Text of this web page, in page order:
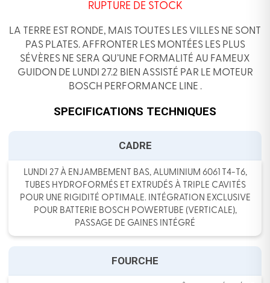
RUPTURE DE STOCK
LA TERRE EST RONDE, MAIS TOUTES LES VILLES NE SONT
PAS PLATES. AFFRONTER LES MONTÉES LES PLUS
SÉVÈRES NE SERA QU’UNE FORMALITÉ AU FAMEUX
GUIDON DE LUNDI 27.2 BIEN ASSISTÉ PAR LE MOTEUR
BOSCH PERFORMANCE LINE .
SPECIFICATIONS TECHNIQUES
CADRE
LUNDI 27 À ENJAMBEMENT BAS, ALUMINIUM 6061 T4-T6,
TUBES HYDROFORMÉS ET EXTRUDÉS À TRIPLE CAVITÉS
POUR UNE RIGIDITÉ OPTIMALE. INTÉGRATION EXCLUSIVE
POUR BATTERIE BOSCH POWERTUBE (VERTICALE),
PASSAGE DE GAINES INTÉGRÉ
FOURCHE